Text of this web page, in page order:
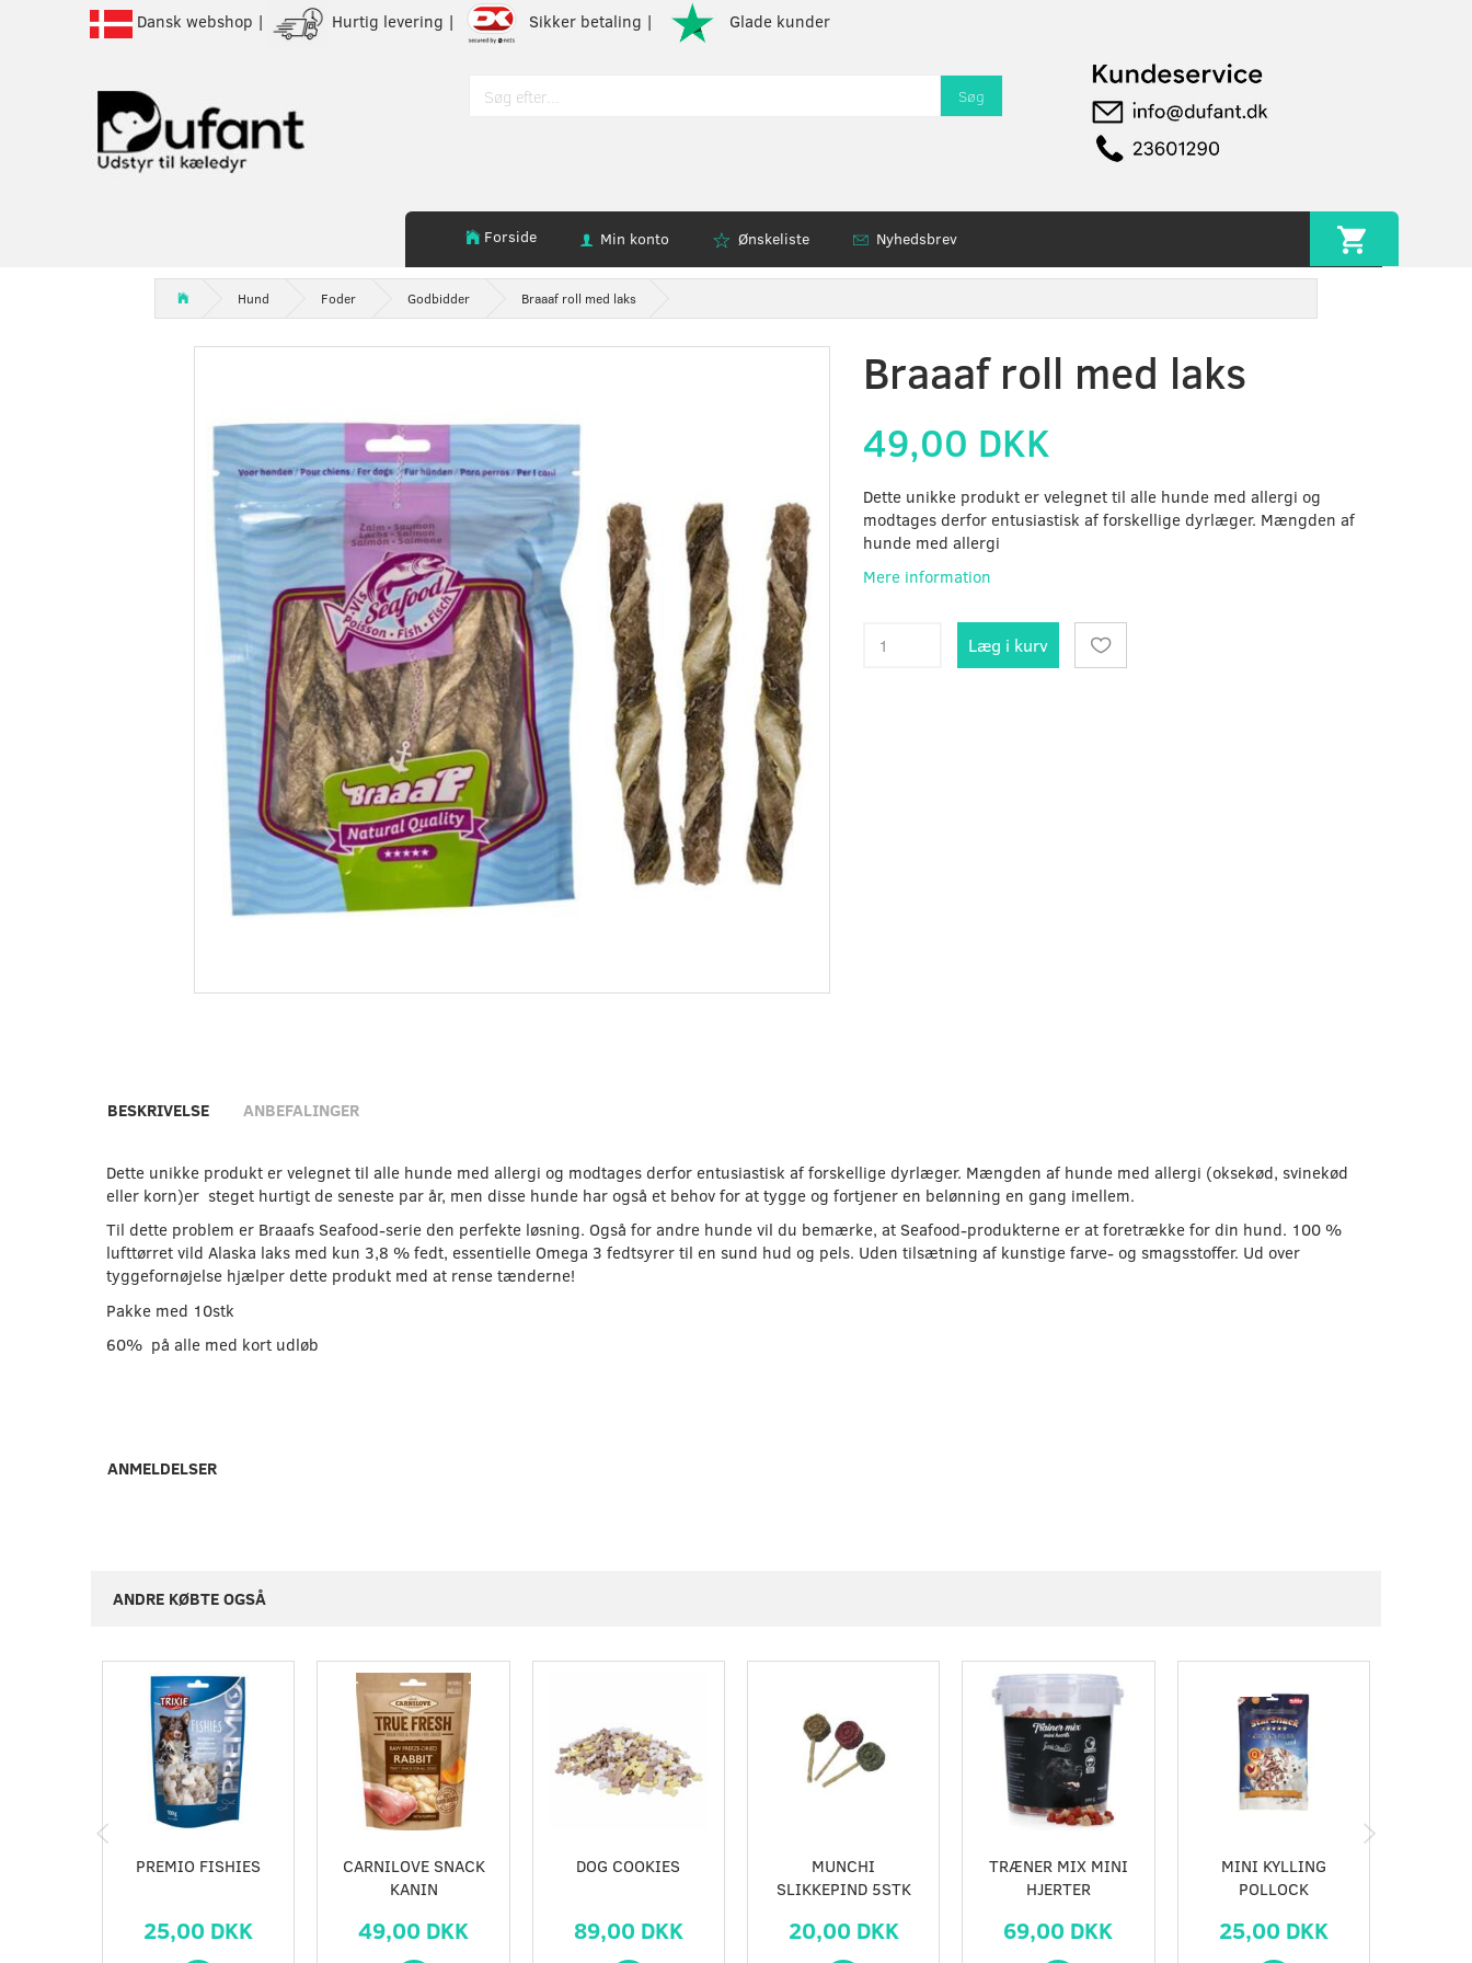
Dansk webshop | Hurtig levering | Sikker betaling | Glade kunder
Søg
Forside Min konto Ønskeliste Nyhedsbrev
Hund Foder Godbidder Braaaf roll med laks
Braaaf roll med laks
49,00 DKK
Dette unikke produkt er velegnet til alle hunde med allergi og
modtages derfor entusiastisk af forskellige dyrlæger. Mængden af ​​
hunde med allergi
Mere information
Læg i kurv
BESKRIVELSE ANBEFALINGER
Dette unikke produkt er velegnet til alle hunde med allergi og modtages derfor entusiastisk af forskellige dyrlæger. Mængden af ​​hunde med allergi (oksekød, svinekød
eller korn)er steget hurtigt de seneste par år, men disse hunde har også et behov for at tygge og fortjener en belønning en gang imellem.
Til dette problem er Braaafs Seafood-serie den perfekte løsning. Også for andre hunde vil du bemærke, at Seafood-produkterne er at foretrække for din hund. 100 %
lufttørret vild Alaska laks med kun 3,8 % fedt, essentielle Omega 3 fedtsyrer til en sund hud og pels. Uden tilsætning af kunstige farve- og smagsstoffer. Ud over
tyggefornøjelse hjælper dette produkt med at rense tænderne!
Pakke med 10stk
60% på alle med kort udløb
ANMELDELSER
ANDRE KØBTE OGSÅ
PREMIO FISHIES
25,00 DKK
CARNILOVE SNACK
KANIN
49,00 DKK
DOG COOKIES
89,00 DKK
MUNCHI
SLIKKEPIND 5STK
20,00 DKK
TRÆNER MIX MINI
HJERTER
69,00 DKK
MINI KYLLING
POLLOCK
25,00 DKK